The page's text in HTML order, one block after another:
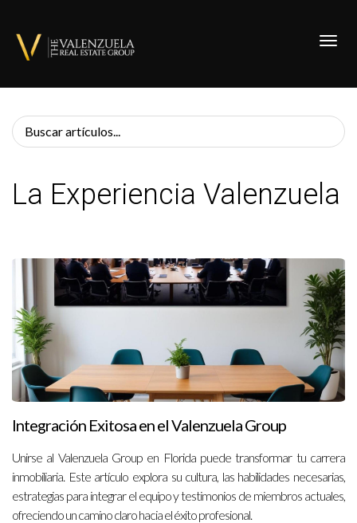
La Experiencia Valenzuela
Integración Exitosa en el Valenzuela Group
Unirse al Valenzuela Group en Florida puede transformar tu carrera
inmobiliaria. Este artículo explora su cultura, las habilidades necesarias,
estrategias para integrar el equipo y testimonios de miembros actuales,
ofreciendo un camino claro hacia el éxito profesional.